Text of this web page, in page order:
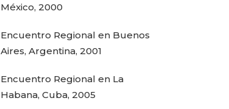
México, 2000
Encuentro Regional en Buenos
Aires, Argentina, 2001
Encuentro Regional en La
Habana, Cuba, 2005